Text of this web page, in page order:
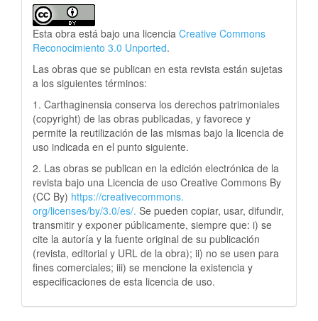
Esta obra está bajo una licencia Creative Commons
Reconocimiento 3.0 Unported.
Las obras que se publican en esta revista están sujetas
a los siguientes términos:
1. Carthaginensia conserva los derechos patrimoniales
(copyright) de las obras publicadas, y favorece y
permite la reutilización de las mismas bajo la licencia de
uso indicada en el punto siguiente.
2. Las obras se publican en la edición electrónica de la
revista bajo una Licencia de uso Creative Commons By
(CC By) https://creativecommons.
org/licenses/by/3.0/es/. Se pueden copiar, usar, difundir,
transmitir y exponer públicamente, siempre que: i) se
cite la autoría y la fuente original de su publicación
(revista, editorial y URL de la obra); ii) no se usen para
fines comerciales; iii) se mencione la existencia y
especificaciones de esta licencia de uso.